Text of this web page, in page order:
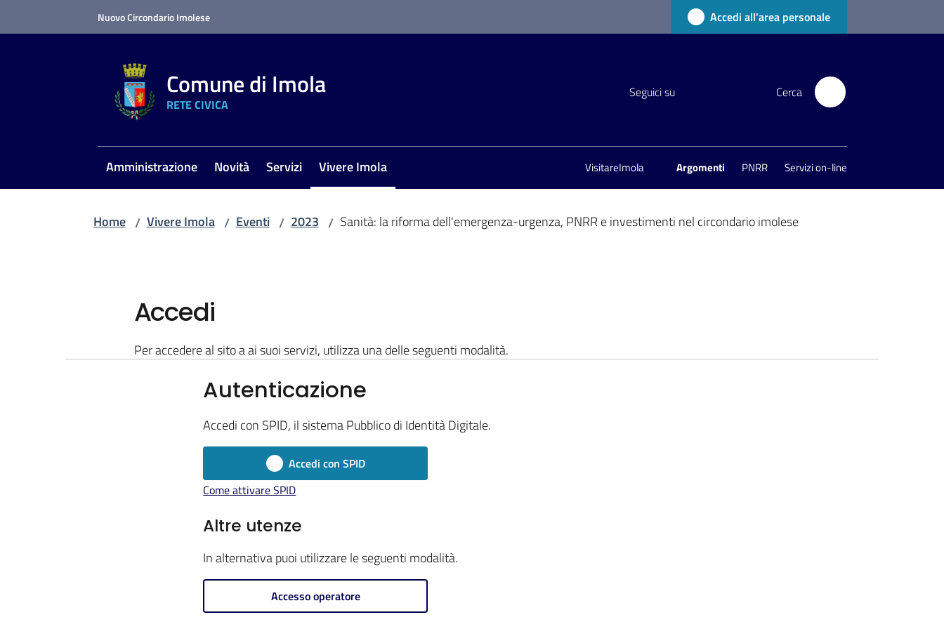
Nuovo Circondario Imolese Accedi all'area personale
Comune di Imola
RETE CIVICA
Seguici su Cerca
Amministrazione Novità Servizi Vivere Imola
Menu selezionato VisitareImola Argomenti PNRR Servizi on-line
Home / Vivere Imola / Eventi / 2023 / Sanità: la riforma dell'emergenza-urgenza, PNRR e investimenti nel circondario imolese
Accedi
Per accedere al sito a ai suoi servizi, utilizza una delle seguenti modalità.
Autenticazione
Accedi con SPID, il sistema Pubblico di Identità Digitale.
Accedi con SPID
Come attivare SPID
Altre utenze
In alternativa puoi utilizzare le seguenti modalità.
Accesso operatore